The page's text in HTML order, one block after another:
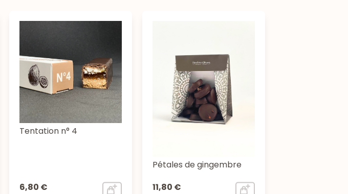
Tentation n° 4
6,80 €
Pétales de gingembre
11,80 €